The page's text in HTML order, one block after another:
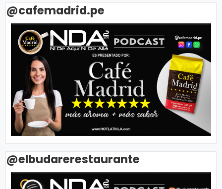
@cafemadrid.pe
@elbudarerestaurante